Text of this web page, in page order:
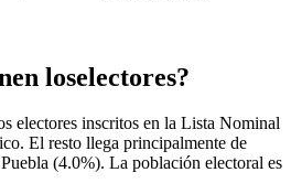
loselectores?
electores inscritos en la Lista Nominal
. El resto llega principalmente de
(4.0%). La población electoral es